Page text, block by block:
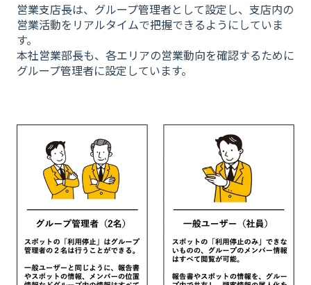
営業支店長は、グループ管理者として設定し、支店内の
営業活動をリアルタイムで把握できるようにしていま
す。
本社営業部長も、各エリアの営業動向を確認するために
グループ管理者に設定しています。